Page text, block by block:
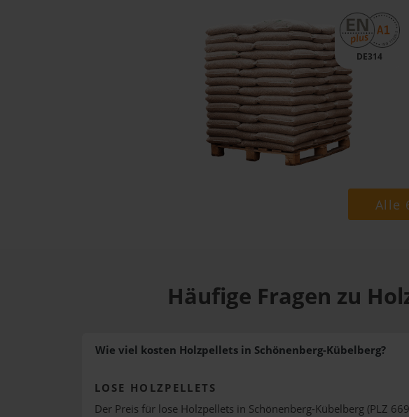
DE314
Alle
Häufige Fragen zu
Wie viel kosten Holzpellets in Schönenberg-Kübelberg?
LOSE HOLZPELLETS
Der Preis für lose Holzpellets in Schönenberg-Kübelberg (PLZ